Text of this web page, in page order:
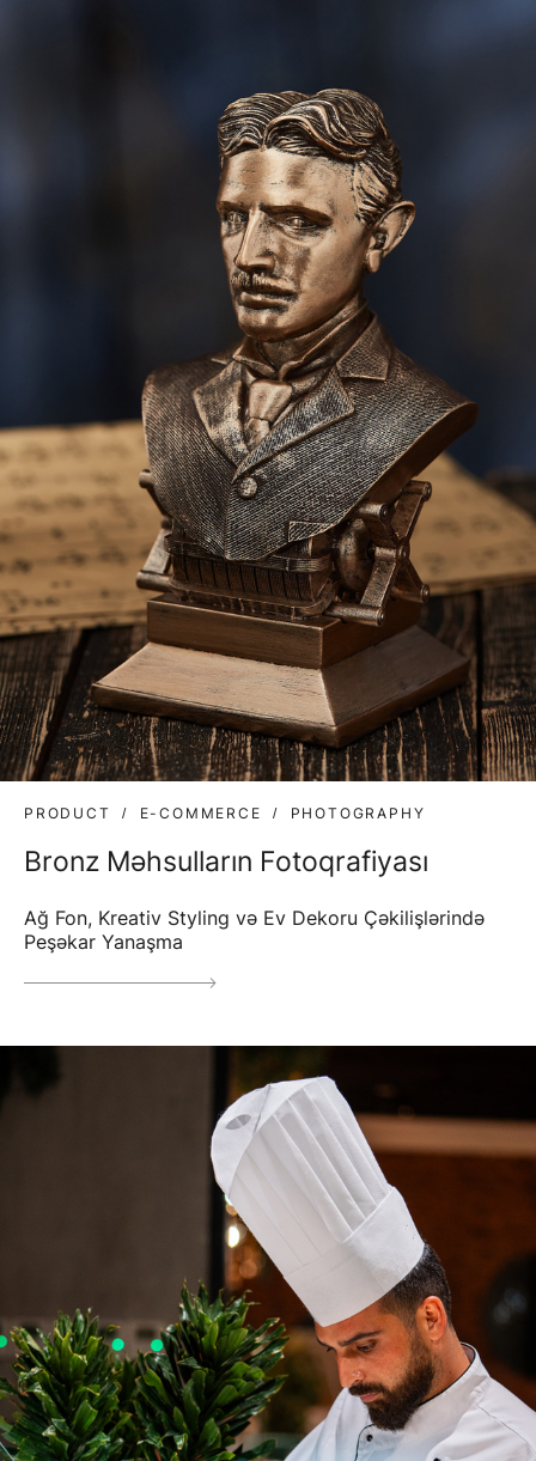
PRODUCT E-COMMERCE PHOTOGRAPHY
Bronz Məhsulların Fotoqrafiyası
Ağ Fon, Kreativ Styling və Ev Dekoru Çəkilişlərində
Peşəkar Yanaşma